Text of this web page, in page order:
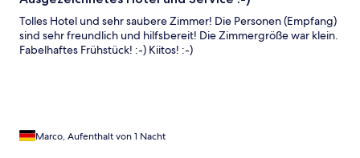
Tolles Hotel und sehr saubere Zimmer! Die Personen (Empfang)
sind sehr freundlich und hilfsbereit! Die Zimmergröße war klein.
Fabelhaftes Frühstück! :-) Kiitos! :-)
Marco, Aufenthalt von 1 Nacht